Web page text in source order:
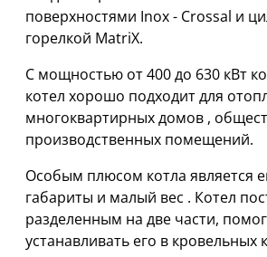
поверхностями Inox - Crossal и
горелкой MatriX.
С мощностью от 400 до 630 кВт
котел хорошо подходит для
многоквартирных домов ,
производственных помещений.
Особым плюсом котла является
габариты и малый вес . Котел
разделенным на две части,
устанавливать его в кровельных